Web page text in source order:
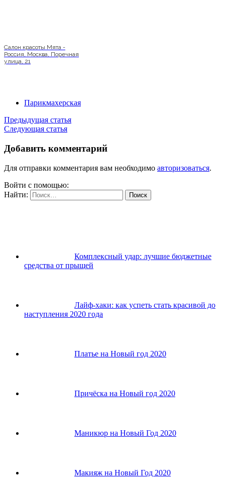
Салон красоты Мята -
Россия, Москва, Поречная
улица, 21
Парикмахерская
Предыдущая статья
Следующая статья
Добавить комментарий
Для отправки комментария вам необходимо авторизоваться.
Войти с помощью:
Найти:
Комплексный удар: лучшие бюджетные
средства от прыщей
Лайф-хаки: как успеть стать красивой до
наступления 2020 года
Платье на Новый год 2020
Причёска на Новый год 2020
Маникюр на Новый Год 2020
Макияж на Новый Год 2020